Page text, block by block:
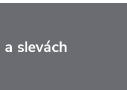
a slevách